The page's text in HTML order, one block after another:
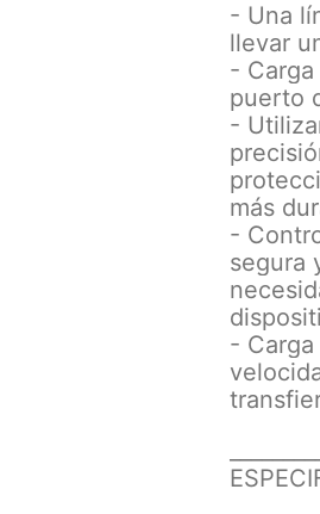
- Una
llevar
-
puerto
-
más
-
segura
-